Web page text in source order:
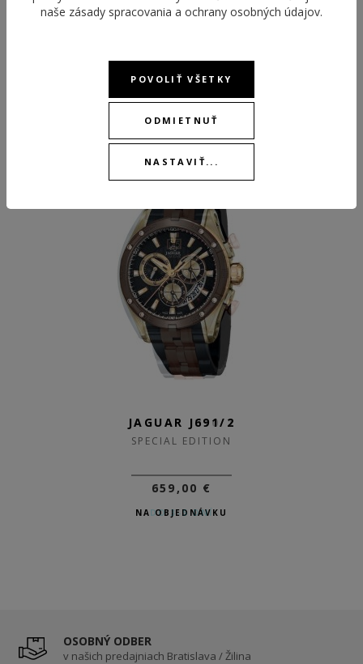
ODPORÚČANÉ PRODUKTY
JAGUAR J810/1
SPECIAL EDITION
959,00 €
DO 3-5 DNÍ
JAGUAR J691/2
SPECIAL EDITION
659,00 €
NA OBJEDNÁVKU
OSOBNÝ ODBER
v našich predajniach Bratislava / Žilina
naše zásady spracovania a ochrany osobných údajov.
POVOLIŤ VŠETKY
ODMIETNUŤ
NASTAVIŤ...